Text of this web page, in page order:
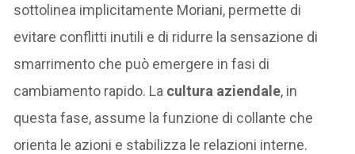
sottolinea implicitamente Moriani, permette di
evitare conflitti inutili e di ridurre la sensazione di
smarrimento che può emergere in fasi di
cambiamento rapido. La cultura aziendale, in
questa fase, assume la funzione di collante che
orienta le azioni e stabilizza le relazioni interne.